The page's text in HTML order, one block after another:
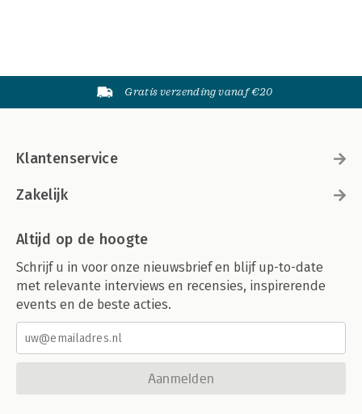
Gratis verzending vanaf €20
Klantenservice
Zakelijk
Altijd op de hoogte
Schrijf u in voor onze nieuwsbrief en blijf up-to-date
met relevante interviews en recensies, inspirerende
events en de beste acties.
Aanmelden